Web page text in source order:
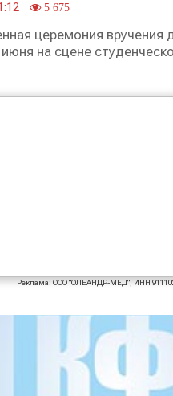
5 675
церемония вручения
на сцене
Реклама: ООО "ОЛЕАНДР-МЕД", ИНН